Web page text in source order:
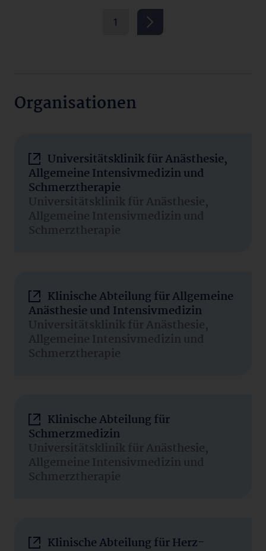
1
Organisationen
Universitätsklinik für Anästhesie,
Allgemeine Intensivmedizin und
Schmerztherapie
Universitätsklinik für Anästhesie,
Allgemeine Intensivmedizin und
Schmerztherapie
Klinische Abteilung für Allgemeine
Anästhesie und Intensivmedizin
Universitätsklinik für Anästhesie,
Allgemeine Intensivmedizin und
Schmerztherapie
Klinische Abteilung für
Schmerzmedizin
Universitätsklinik für Anästhesie,
Allgemeine Intensivmedizin und
Schmerztherapie
Klinische Abteilung für Herz-